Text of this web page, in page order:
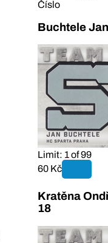
Číslo
Buchtele
Limit: 1 of 99
60 Kč
Kratěna
18